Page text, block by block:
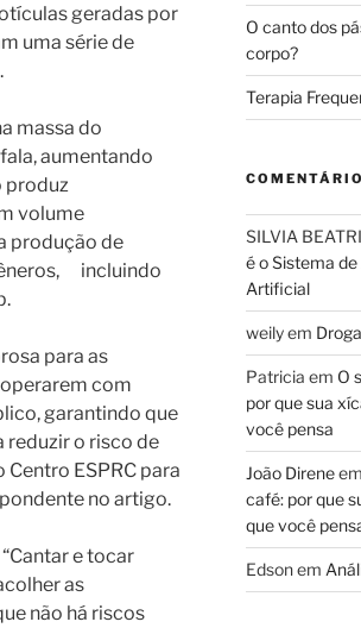
geradas por
uma série de
massa do
aumentando
produz
volume
produção de
incluindo
para as
com
garantindo que
reduzir o risco de
Centro ESPRC para
no artigo.
e tocar
as
não há riscos
O canto dos
corpo?
Terapia
SILVIA
é o Sistema
Artificial
weilyem
Patricia em O
por que sua
você pensa
João Direneem
café: por que
que você
Edsonem